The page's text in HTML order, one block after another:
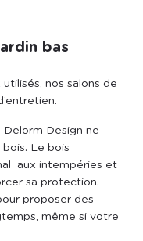
bas
nos salons de
Delorm Design ne
Le bois
aux intempéries et
sa protection.
proposer des
même si votre